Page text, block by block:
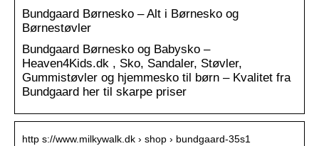
Bundgaard Børnesko – Alt i Børnesko og
Børnestøvler
Bundgaard Børnesko og Babysko –
Heaven4Kids.dk , Sko, Sandaler, Støvler,
Gummistøvler og hjemmesko til børn – Kvalitet fra
Bundgaard her til skarpe priser
http s://www.milkywalk.dk › shop › bundgaard-35s1